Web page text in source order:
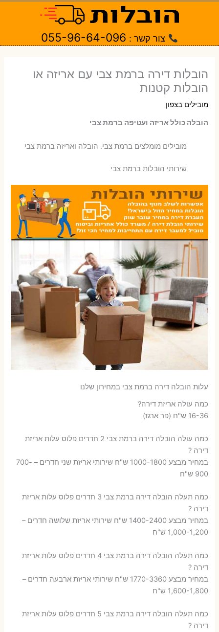
צור קשר : 055-96-64-096
הובלות דירה ברמת צבי עם אריזה או
הובלות קטנות
מובילים בצפון
הובלה כולל אריזה ועטיפה ברמת צבי
‫מובילים מומלצים ברמת צבי. הובלה ואריזה ברמת צבי
שירותי הובלות ברמת צבי
עלות הובלה דירה ברמת צבי במחירון שלנו
כמה עולה אריזת דירה​?
16-36 ש"ח (פר ארגז)
כמה עולה הובלה דירה ברמת צבי 2 חדרים פלוס עלות אריזת
דירה ?
במחיר מבצע 1000-1800 ש"ח שירותי אריזת שני חדרים – 700-
900 ש"ח
כמה תעלה הובלה דירה ברמת צבי 3 חדרים פלוס עלות אריזת
דירה ?
במחיר מבצע 1400-2400 ש"ח שירותי אריזת שלושה חדרים –
1,000-1,200 ש"ח
כמה תעלה הובלה דירה ברמת צבי 4 חדרים פלוס עלות אריזת
דירה ?
במחיר מבצע 1770-3360 ש"ח שירותי אריזת ארבעה חדרים –
1,600-1,800 ש"ח
כמה תעלה הובלה דירה ברמת צבי 5 חדרים פלוס עלות אריזת
דירה ?